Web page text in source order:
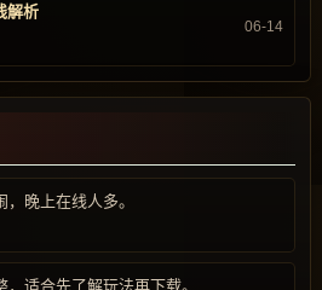
解析
06-14
晚上在线人多。
适合先了解玩法再下载。